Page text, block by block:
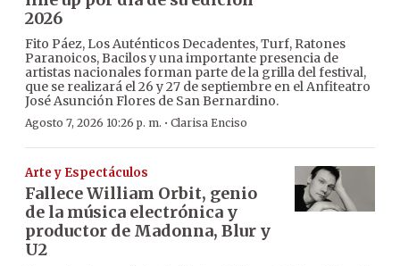
2026
Fito Páez, Los Auténticos Decadentes, Turf, Ratones
Paranoicos, Bacilos y una importante presencia de
artistas nacionales forman parte de la grilla del festival,
que se realizará el 26 y 27 de septiembre en el Anfiteatro
José Asunción Flores de San Bernardino.
Agosto 7, 2026 10:26 p. m. · Clarisa Enciso
Arte y Espectáculos
Fallece William Orbit, genio
de la música electrónica y
productor de Madonna, Blur y
U2